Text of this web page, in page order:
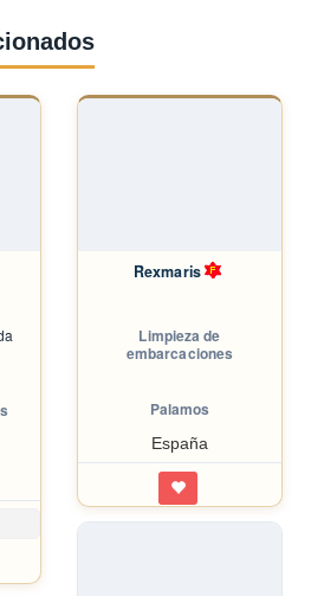
Rexmaris
Limpieza de
embarcaciones
Palamos
España